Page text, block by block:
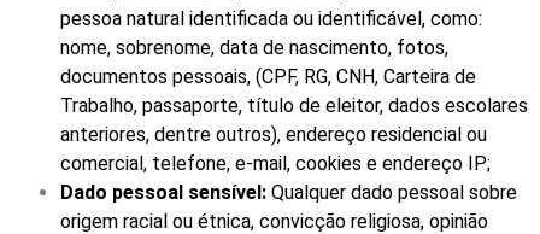
pessoa natural identificada ou identificável, como:
nome, sobrenome, data de nascimento, fotos,
documentos pessoais, (CPF, RG, CNH, Carteira de
Trabalho, passaporte, título de eleitor, dados escolares
anteriores, dentre outros), endereço residencial ou
comercial, telefone, e-mail, cookies e endereço IP;
Dado pessoal sensível: Qualquer dado pessoal sobre
origem racial ou étnica, convicção religiosa, opinião